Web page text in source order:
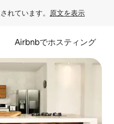
れています。 原文を表示
Airbnbでホスティング